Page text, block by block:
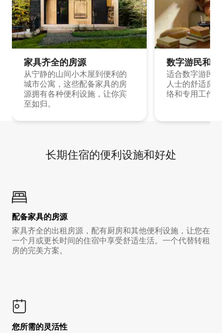
家具齐全的房源
从宁静的山间小木屋到便利的
城市公寓，这些配备家具的房
源拥有各种便利设施，让你宾
至如归。
数字游民和
适合数字游民
人士的舒适房
络和专用工作
长期住宿的便利设施和好处
配备家具的房源
家具齐全的出租房源，配有厨房和其他便利设施，让您在
一个月或更长时间的住宿中享受舒适生活。一个代替转租
房的完美方案。
您所需的灵活性